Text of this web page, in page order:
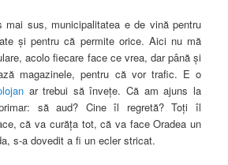
mai sus, municipalitatea e de vină pentru
şi pentru că permite orice. Aici nu mă
acolo fiecare face ce vrea, dar până şi
magazinele, pentru că vor trafic. E o
ar trebui să înveţe. Că am ajuns la
primar: să aud? Cine îl regretă? Toţi îl
că va curăţa tot, că va face Oradea un
s-a dovedit a fi un ecler stricat.